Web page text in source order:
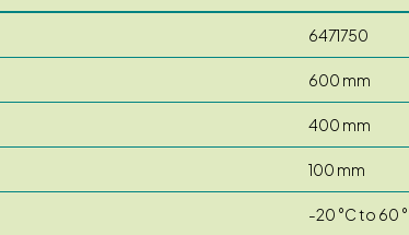
6471750
600 mm
400 mm
100 mm
-20 °C to 60